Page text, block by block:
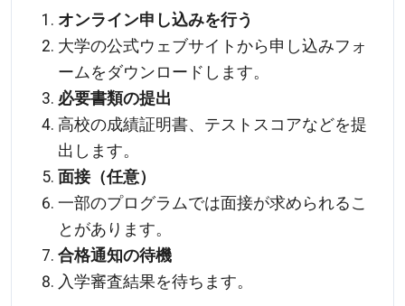
オンライン申し込みを行う
大学の公式ウェブサイトから申し込みフォ
ームをダウンロードします。
必要書類の提出
高校の成績証明書、テストスコアなどを提
出します。
面接（任意）
一部のプログラムでは面接が求められるこ
とがあります。
合格通知の待機
入学審査結果を待ちます。